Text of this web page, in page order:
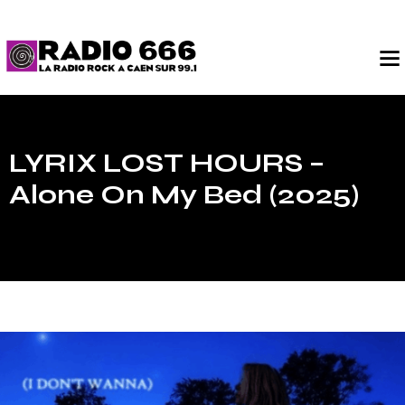
LYRIX LOST HOURS –
Alone On My Bed (2025)